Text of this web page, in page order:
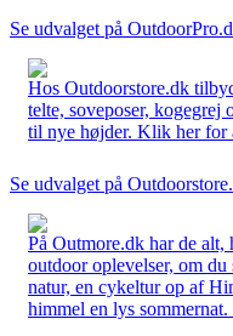
Se udvalget på
Hos Outdoorstore.dk
telte, soveposer,
til nye højder. Klik her for
Se udvalget på
På Outmore.dk har de alt,
outdoor oplevelser, om
natur, en cykeltur op af
himmel en lys